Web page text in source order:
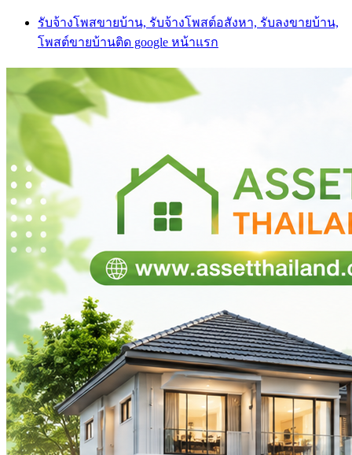
Skip
content
รับจ้างโพสขายบ้าน, รับจ้างโพสต์อสังหา, รับลงขายบ้าน,
โพสต์ขายบ้านติด google หน้าแรก